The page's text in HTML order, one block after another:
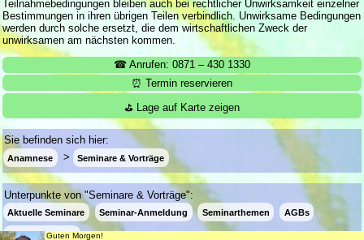
Teilnahmebedingungen bleiben auch bei rechtlicher Unwirksamkeit einzelner
Bestimmungen in ihren übrigen Teilen verbindlich. Unwirksame Bedingungen
werden durch solche ersetzt, die dem wirtschaftlichen Zweck der
unwirksamen am nächsten kommen.
☎ Anrufen: 0871 – 430 1330
⏰ Termin reservieren
⛳ Lage auf Karte zeigen
Sie befinden sich hier:
Anamnese Seminare & Vorträge
Unterpunkte von "Seminare & Vorträge":
Aktuelle Seminare Seminar-Anmeldung Seminarthemen AGBs
WiederrufsrechtGuten Morgen!